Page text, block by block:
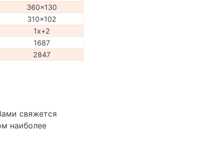
360x130
310x102
1x+2
1687
2847
свяжется
наиболее